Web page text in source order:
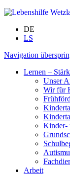
DE
LS
Navigation
Lernen –
Unser
Wir für
Kinder-
Arbeit